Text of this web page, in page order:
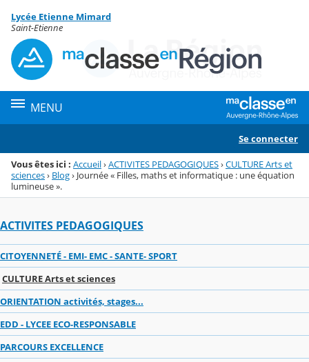
Menu de la rubrique
Contenu
Lycée Etienne Mimard
Saint-Etienne
MENU
Se connecter
Vous êtes ici : Accueil›ACTIVITES PEDAGOGIQUES›CULTURE Arts et
sciences› Blog› Journée « Filles, maths et informatique : une équation
lumineuse ».
ACTIVITES PEDAGOGIQUES
CITOYENNETÉ - EMI- EMC - SANTE- SPORT
CULTURE Arts et sciences
ORIENTATION activités, stages...
EDD - LYCEE ECO-RESPONSABLE
PARCOURS EXCELLENCE